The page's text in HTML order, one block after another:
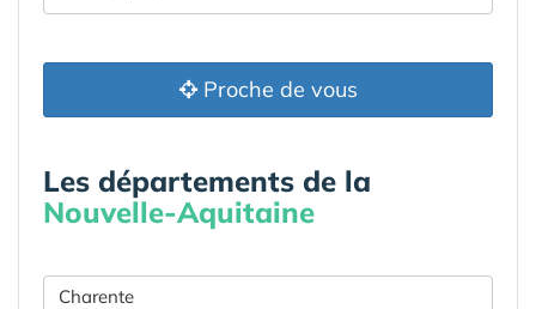
Proche de vous
Les départements de la
Nouvelle-Aquitaine
Charente